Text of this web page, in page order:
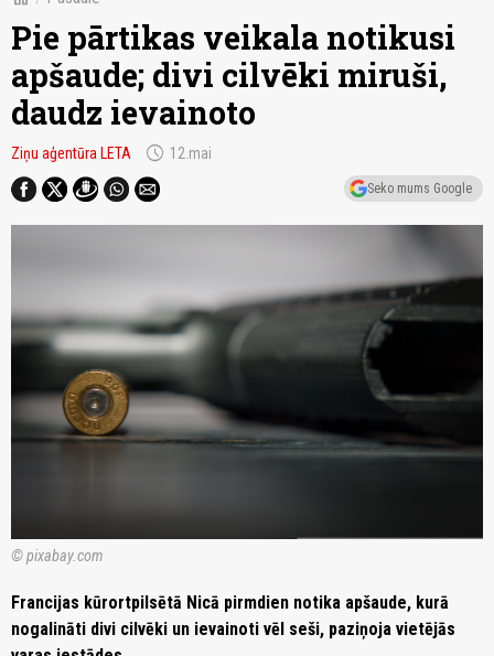
Pie pārtikas veikala notikusi
apšaude; divi cilvēki miruši,
daudz ievainoto
Ziņu aģentūra LETA schedule 12.mai
Seko mums Google
© pixabay.com
Francijas kūrortpilsētā Nicā pirmdien notika apšaude, kurā
nogalināti divi cilvēki un ievainoti vēl seši, paziņoja vietējās